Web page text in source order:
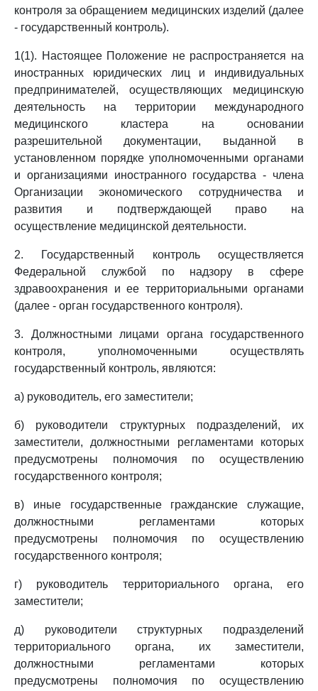
контроля за обращением медицинских изделий (далее
- государственный контроль).
1(1). Настоящее Положение не распространяется на
иностранных юридических лиц и индивидуальных
предпринимателей, осуществляющих медицинскую
деятельность на территории международного
медицинского кластера на основании
разрешительной документации, выданной в
установленном порядке уполномоченными органами
и организациями иностранного государства - члена
Организации экономического сотрудничества и
развития и подтверждающей право на
осуществление медицинской деятельности.
2. Государственный контроль осуществляется
Федеральной службой по надзору в сфере
здравоохранения и ее территориальными органами
(далее - орган государственного контроля).
3. Должностными лицами органа государственного
контроля, уполномоченными осуществлять
государственный контроль, являются:
а) руководитель, его заместители;
б) руководители структурных подразделений, их
заместители, должностными регламентами которых
предусмотрены полномочия по осуществлению
государственного контроля;
в) иные государственные гражданские служащие,
должностными регламентами которых
предусмотрены полномочия по осуществлению
государственного контроля;
г) руководитель территориального органа, его
заместители;
д) руководители структурных подразделений
территориального органа, их заместители,
должностными регламентами которых
предусмотрены полномочия по осуществлению